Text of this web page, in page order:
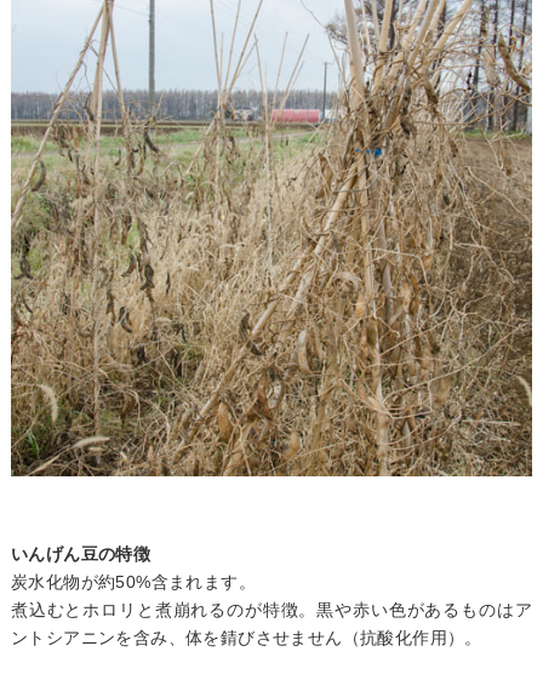
いんげん豆の特徴
炭水化物が約50%含まれます。
煮込むとホロリと煮崩れるのが特徴。黒や赤い色があるものはア
ントシアニンを含み、体を錆びさせません（抗酸化作用）。